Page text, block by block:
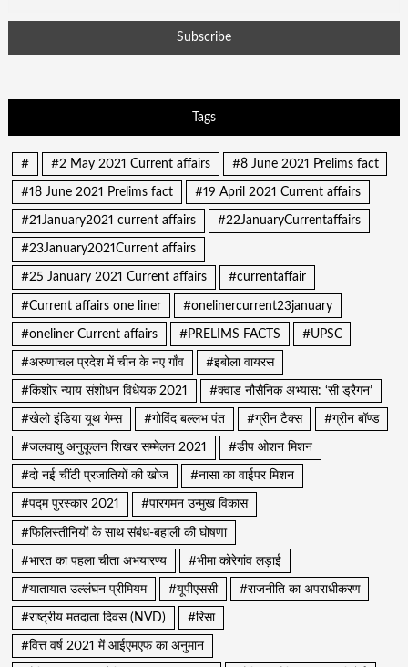
Tags
# #2 May 2021 Current affairs #8 June 2021 Prelims fact
#18 June 2021 Prelims fact #19 April 2021 Current affairs
#21January2021 current affairs #22JanuaryCurrentaffairs
#23January2021Current affairs
#25 January 2021 Current affairs #currentaffair
#Current affairs one liner #onelinercurrent23january
#oneliner Current affairs #PRELIMS FACTS #UPSC
#अरुणाचल प्रदेश में चीन के नए गाँव #इबोला वायरस
#किशोर न्याय संशोधन विधेयक 2021 #क्वाड नौसैनिक अभ्यास: ‘सी ड्रैगन’
#खेलो इंडिया यूथ गेम्स #गोविंद बल्लभ पंत #ग्रीन टैक्स #ग्रीन बॉण्ड
#जलवायु अनुकूलन शिखर सम्मेलन 2021 #डीप ओशन मिशन
#दो नई चींटी प्रजातियों की खोज #नासा का वाईपर मिशन
#पद्म पुरस्कार 2021 #पारगमन उन्मुख विकास
#फिलिस्तीनियों के साथ संबंध-बहाली की घोषणा
#भारत का पहला चीता अभयारण्य #भीमा कोरेगांव लड़ाई
#यातायात उल्लंघन प्रीमियम #यूपीएससी #राजनीति का अपराधीकरण
#राष्ट्रीय मतदाता दिवस (NVD) #रिसा
#वित्त वर्ष 2021 में आईएमएफ का अनुमान